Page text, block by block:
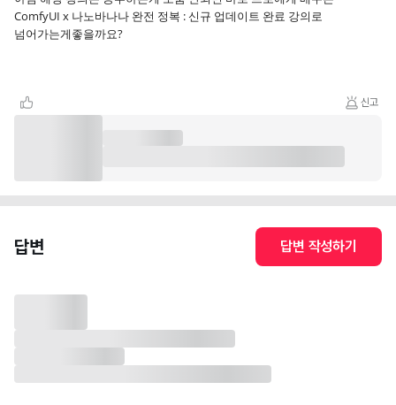
ComfyUI x 나노바나나 완전 정복 : 신규 업데이트 완료 강의로
넘어가는게좋을까요?
신고
답변 답변 작성하기